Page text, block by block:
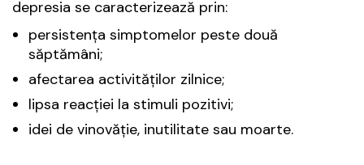
depresia se caracterizează prin:
persistența simptomelor peste două
săptămâni;
afectarea activităților zilnice;
lipsa reacției la stimuli pozitivi;
idei de vinovăție, inutilitate sau moarte.